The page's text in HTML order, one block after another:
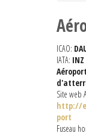
ICAO:
IATA: INZ
Site web
http://
port
Fuseau